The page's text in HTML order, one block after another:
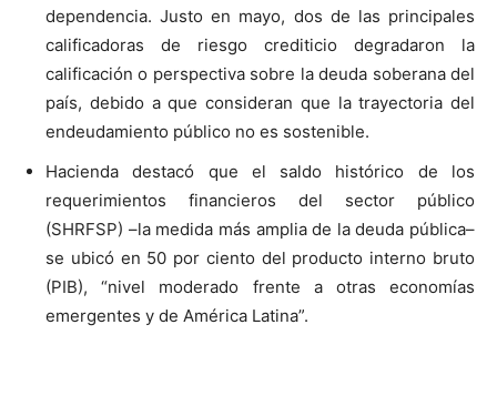
dependencia. Justo en mayo, dos de las principales
calificadoras de riesgo crediticio degradaron la
calificación o perspectiva sobre la deuda soberana del
país, debido a que consideran que la trayectoria del
endeudamiento público no es sostenible.
Hacienda destacó que el saldo histórico de los
requerimientos financieros del sector público
(SHRFSP) –la medida más amplia de la deuda pública–
se ubicó en 50 por ciento del producto interno bruto
(PIB), “nivel moderado frente a otras economías
emergentes y de América Latina”.